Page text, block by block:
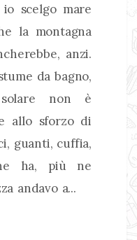
scelgo mare
la montagna
anzi.
da bagno,
non è
allo sforzo di
guanti, cuffia,
ha, più ne
andavo a...